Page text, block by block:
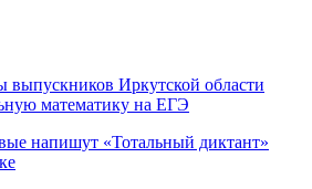
выпускников Иркутской области
математику на ЕГЭ
напишут «Тотальный диктант»